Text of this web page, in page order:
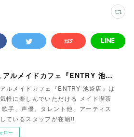
カジュアルメイドカフェ『ENTRY 池袋店』
ルメイドカフェ『ENTRY 池袋店』は
軽に楽しんでいただける メイド喫茶
手、声優、タレント他、アーティス
ているスタッフが在籍!!
ロー